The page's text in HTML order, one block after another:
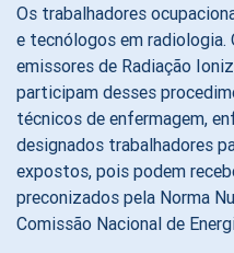
Os trabalhadores
e tecnólogos em radiologia.
emissores de Radiação
participam desses
técnicos de enfermagem,
designados trabalhadores
expostos, pois podem
preconizados pela Norma
Comissão Nacional de